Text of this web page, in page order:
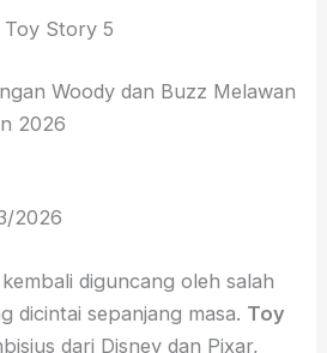
Toy Story 5
Woody dan Buzz Melawan
2026
2026
diguncang oleh salah
dicintai sepanjang masa. Toy
dari Disney dan Pixar,